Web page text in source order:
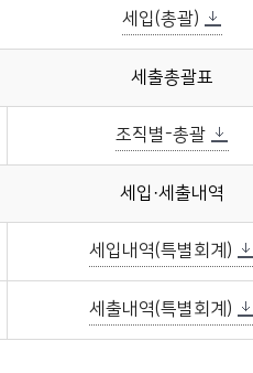
세입(총괄)
세출총괄표
조직별-총괄
세입·세출내역
세입내역(특별회계)
세출내역(특별회계)